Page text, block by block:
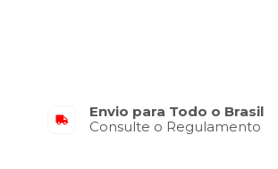
Envio para Todo o Brasil
Consulte o Regulamento